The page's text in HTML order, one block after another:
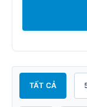
TẤT CẢ